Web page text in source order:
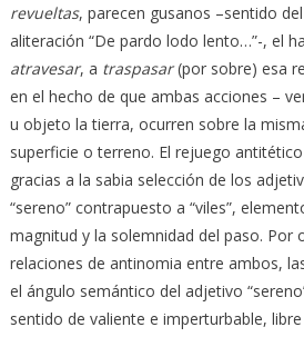
revueltas, parecen gusanos –sentido
aliteración “De pardo lodo lento…”-, el
atravesar, a traspasar(por sobre) esa
en el hecho de que ambas acciones –
u objeto la tierra, ocurren sobre la
superficie o terreno. El rejuego
gracias a la sabia selección de los
“sereno” contrapuesto a “viles”,
magnitud y la solemnidad del paso. Por
relaciones de antinomia entre ambos,
el ángulo semántico del adjetivo
sentido de valiente e imperturbable,